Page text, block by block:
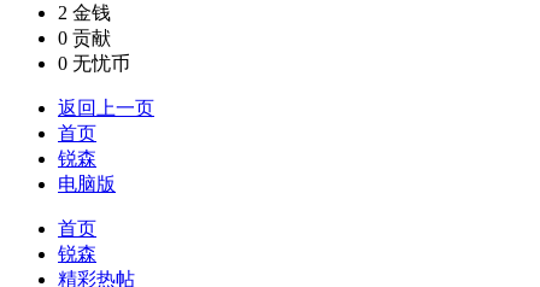
2 金钱
0 贡献
0 无忧币
返回上一页
首页
锐森
电脑版
首页
锐森
精彩热帖